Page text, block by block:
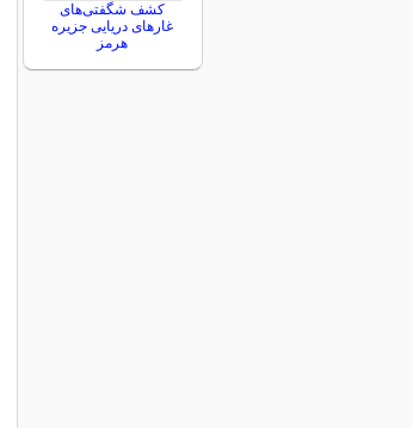
کشف شگفتی‌های
غارهای دریایی جزیره
هرمز